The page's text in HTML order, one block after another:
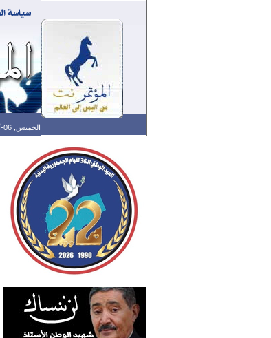
الخميس, 06-أغسطس-2026 الساعة: 08:47 م - آخر تحديث: 07:25 م (25: 04) بتوقيت غرينتش